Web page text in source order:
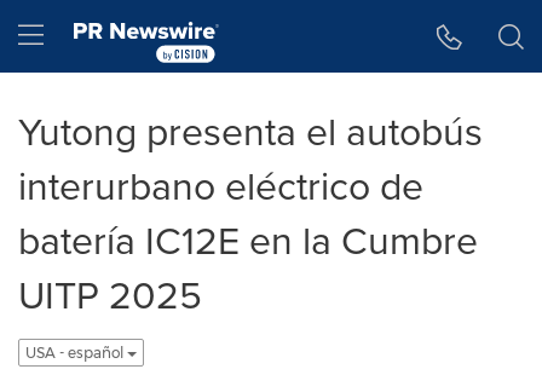
Hamburger menu
Yutong presenta el autobús
interurbano eléctrico de
batería IC12E en la Cumbre
UITP 2025
USA - español